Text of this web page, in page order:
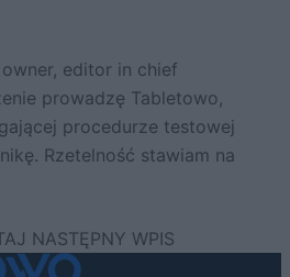
editor in chief
prowadzę Tabletowo,
procedurze testowej
Rzetelność stawiam na